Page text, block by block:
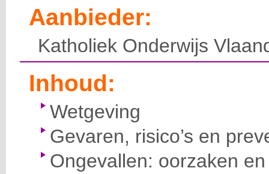
Aanbieder:
Katholiek Onderwijs
Inhoud:
Wetgeving
Gevaren, risico’s en
Ongevallen: oorzaken